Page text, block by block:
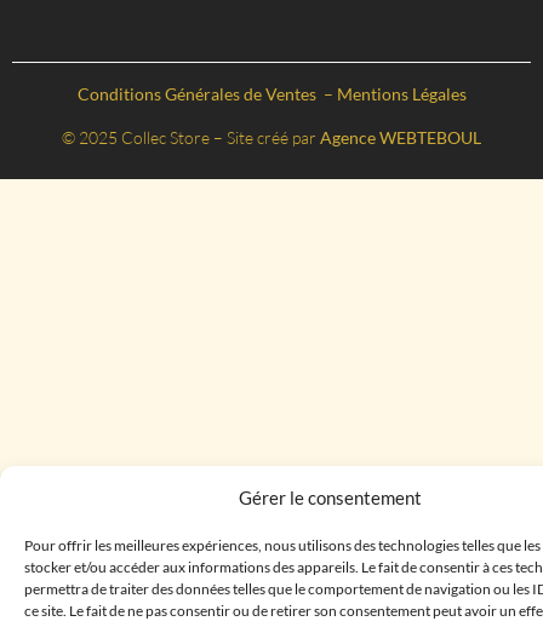
Gérer le consentement
Pour offrir les meilleures expériences, nous utilisons des technologies telles que
stocker et/ou accéder aux informations des appareils. Le fait de consentir à ces
permettra de traiter des données telles que le comportement de navigation ou les
ce site. Le fait de ne pas consentir ou de retirer son consentement peut avoir un
Conditions Générales de Ventes – Mentions Légales
© 2025 Collec Store – Site créé par Agence WEBTEBOUL